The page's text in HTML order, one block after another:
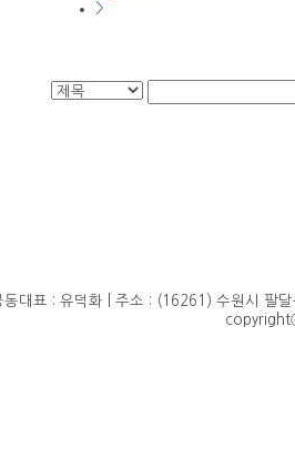
>
동대표 : 유덕화 | 주소 : (16261) 수원시 팔